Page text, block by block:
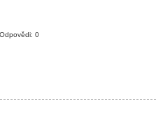
Odpovědi: 0